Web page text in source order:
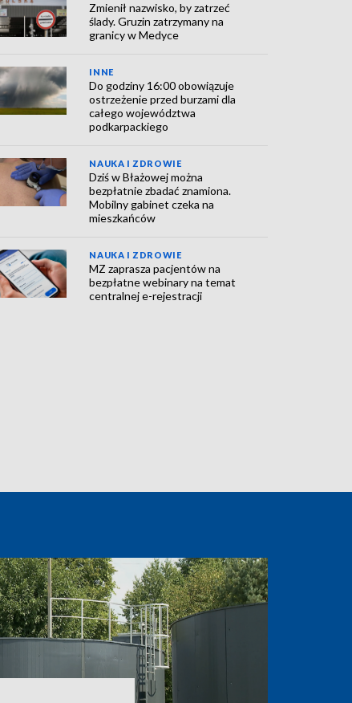
Zmienił nazwisko, by zatrzeć
ślady. Gruzin zatrzymany na
granicy w Medyce
INNE
Do godziny 16:00 obowiązuje
ostrzeżenie przed burzami dla
całego województwa
podkarpackiego
NAUKA I ZDROWIE
Dziś w Błażowej można
bezpłatnie zbadać znamiona.
Mobilny gabinet czeka na
mieszkańców
NAUKA I ZDROWIE
MZ zaprasza pacjentów na
bezpłatne webinary na temat
centralnej e-rejestracji